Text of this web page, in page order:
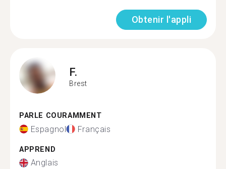
Obtenir l'appli
F.
Brest
PARLE COURAMMENT
Espagnol Français
APPREND
Anglais